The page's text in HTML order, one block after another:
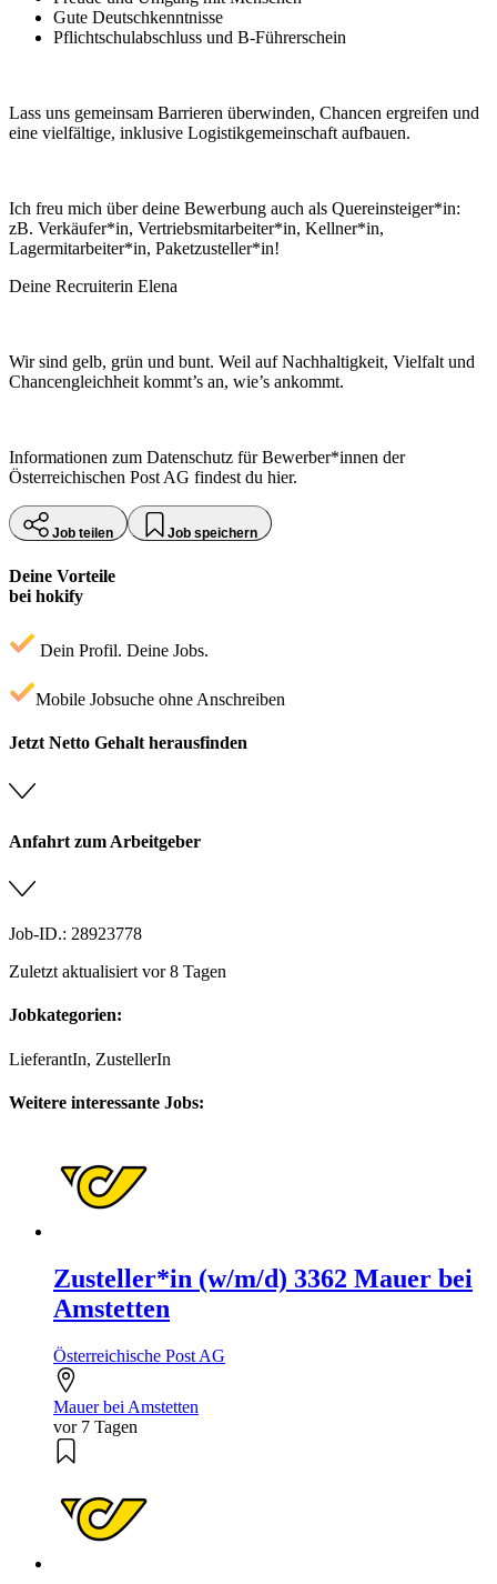
Gute Deutschkenntnisse
Pflichtschulabschluss und B-Führerschein
Lass uns gemeinsam Barrieren überwinden, Chancen ergreifen und
eine vielfältige, inklusive Logistikgemeinschaft aufbauen.
Ich freu mich über deine Bewerbung auch als Quereinsteiger*in:
zB. Verkäufer*in, Vertriebsmitarbeiter*in, Kellner*in,
Lagermitarbeiter*in, Paketzusteller*in!
Deine Recruiterin Elena
Wir sind gelb, grün und bunt. Weil auf Nachhaltigkeit, Vielfalt und
Chancengleichheit kommt’s an, wie’s ankommt.
Informationen zum Datenschutz für Bewerber*innen der
Österreichischen Post AG findest du hier.
Job teilen Job speichern
Deine Vorteile
bei hokify
Dein Profil. Deine Jobs.
Mobile Jobsuche ohne Anschreiben
Jetzt Netto Gehalt herausfinden
Anfahrt zum Arbeitgeber
Job-ID.: 28923778
Zuletzt aktualisiert vor 8 Tagen
Jobkategorien:
LieferantIn, ZustellerIn
Weitere interessante Jobs:
Zusteller*in (w/m/d) 3362 Mauer bei
Amstetten
Österreichische Post AG
Mauer bei Amstetten
vor 7 Tagen